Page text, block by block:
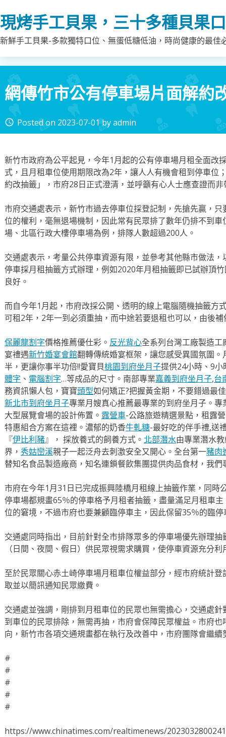
to
content
現烤手工貝果，三十多種貝果
新鮮手工貝果-多款獨特口位、無蛋低糖低油，時尚健康的最
網傳竹市公有停車場片面解約
access_time Posted on 2023-07-01byadmin
新竹市政府為公平起見，今年1月起的公有停車場月租全面改
式，且月租車位使用期限改為2年，讓人人有機會租到停車位
約改抽籤」，市府28日正式澄清，並呼籲有心人士應查證而非
市府交通處表示，新竹市過去停車位採登記制，先搶先贏，
位的權利，毫無退場機制，因此常有民眾排了數年仍排不到
場、北區行政大樓停車場為例，排隊人數超過200人。
交通處表示，考量公共停車資源有限，並參考其他縣市做法
停車採月租抽籤方式辦理，例如2020年月租抽籤即已試辦頂
良好。
而自今年1月起，市府改採公開、透明的線上電腦隨機抽籤方
可租2年，2年一到必須重抽，而中途若要退租也可以，由後
保麗龍割字價格推薦優仕彩。 反光背心全系列台灣工廠製造
宴禮遇新竹婚宴會館翻轉傳統婚宴框架，讓您感受異國氛圍。
半，更讓你事半功倍!!愛寶貝桃園到府坐月子提供24小時、9
體字 、 電腦割字…等成品的尺寸。南部專業嘉義到府坐月子,台
務資訊懶人包，寶寶頭型如何矯正?把握黃金期，不要錯過最
新北市到府坐月子專業月嫂真心推薦最專業的到府坐月子。專
大型展覽會場的設計佈置。 露營車-公路旅遊精選景點，租露
特惠組合方案在這裡。濃郁的奶香牛軋糖-最好吃的伴手禮,送
『伊比利豬』， 採放養式的飼養方式。 北部潛水由專業潛水
界， 秀姑巒溪親子一起泛舟去​刺激安全又開心。全台第一豬肉
替知名食品製造廠商，知名連鎖餐飲集團提供肉品食材，我
市府在今年1月31日已完成振興陸橋月租線上抽籤作業，同時
停車場都規畫65％的停車格予月租者抽籤，盡量滿足月租車
位的窘境，不過市府也要兼顧臨停車主，因此保留35％的臨停
交通處同時指出，目前針對全市排隊眾多的停車場優先辦理
（日間、夜間、假日）供民眾視需求購買，使停車資源充分利
至於民眾關心赤土崎停車場月租車位權益部分，經市府統計
取並以簡訊通知民眾繳費。
交通處並強調，剛排到月租車位的民眾也無需擔心，交通處
到車位的民眾排除，無需再抽，市府會保障民眾權益。市府
向，新竹市各項交通規畫都在執行及改善中，市府團隊會繼續
#
#
#
#
#
https://www.chinatimes.com/realtimenews/